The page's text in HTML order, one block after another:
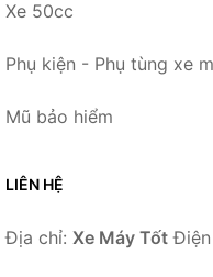
Xe 50cc
Phụ kiện - Phụ tùng xe
Mũ bảo hiểm
LIÊN HỆ
Địa chỉ: Xe Máy Tốt Điện